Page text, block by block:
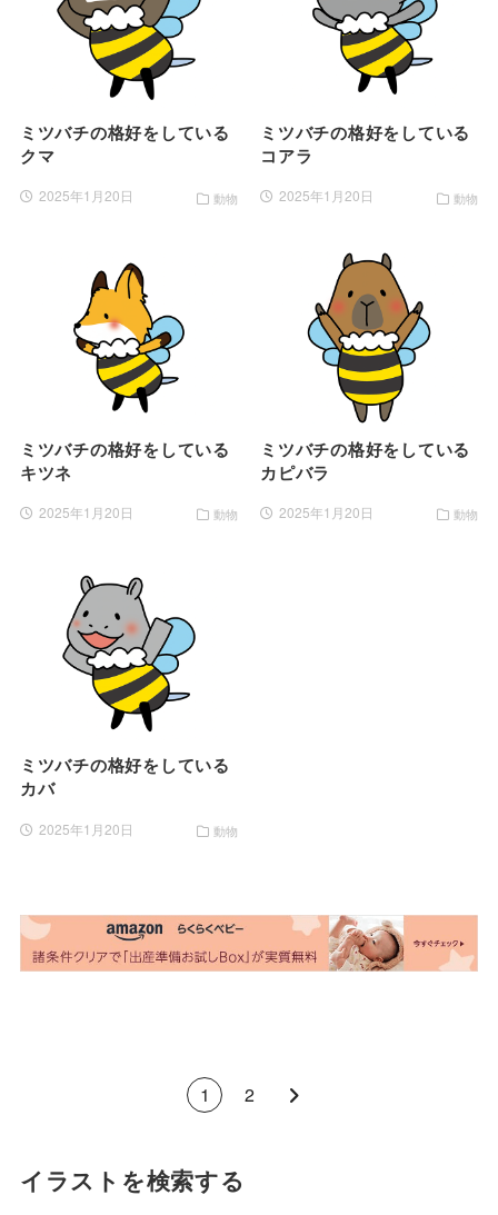
ミツバチの格好をしている
クマ
2025年1月20日 動物
ミツバチの格好をしている
コアラ
2025年1月20日 動物
ミツバチの格好をしている
キツネ
2025年1月20日 動物
ミツバチの格好をしている
カピバラ
2025年1月20日 動物
ミツバチの格好をしている
カバ
2025年1月20日 動物
1 2
イラストを検索する